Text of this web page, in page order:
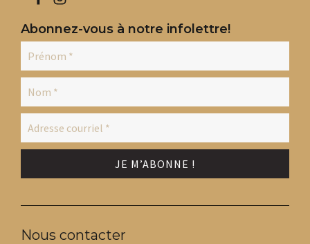
Abonnez-vous à notre infolettre!
Nous contacter